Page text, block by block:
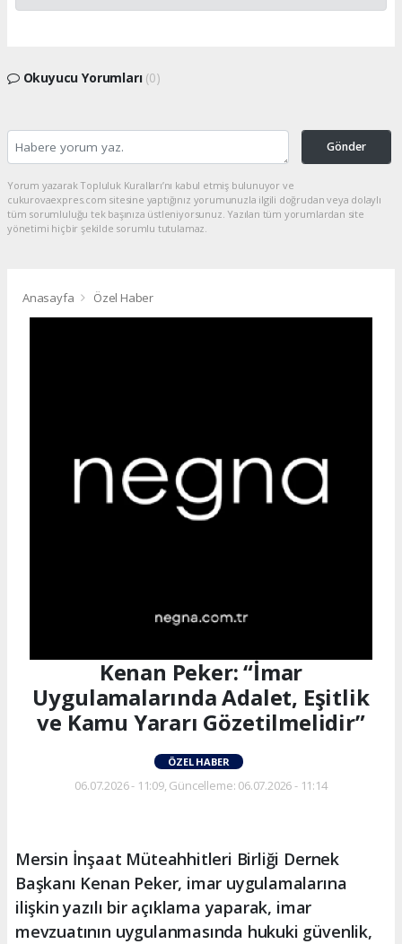
Okuyucu Yorumları (0)
Gönder
Yorum yazarak Topluluk Kuralları’nı kabul etmiş bulunuyor ve
cukurovaexpres.com sitesine yaptığınız yorumunuzla ilgili doğrudan veya dolaylı
tüm sorumluluğu tek başınıza üstleniyorsunuz. Yazılan tüm yorumlardan site
yönetimi hiçbir şekilde sorumlu tutulamaz.
Anasayfa Özel Haber
Kenan Peker: “İmar
Uygulamalarında Adalet, Eşitlik
ve Kamu Yararı Gözetilmelidir”
ÖZEL HABER
06.07.2026 - 11:09, Güncelleme: 06.07.2026 - 11:14
Mersin İnşaat Müteahhitleri Birliği Dernek
Başkanı Kenan Peker, imar uygulamalarına
ilişkin yazılı bir açıklama yaparak, imar
mevzuatının uygulanmasında hukuki güvenlik,